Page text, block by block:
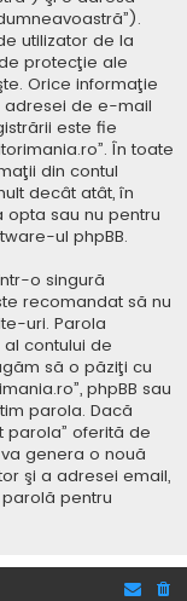
utilizator de la
protecţie ale
Orice informaţie
adresei de e-mail
este fie
În toate
din contul
decât atât, în
sau nu pentru
ul phpBB.
o singură
recomandat să nu
uri. Parola
contului de
să o păziţi cu
phpBB sau
parola. Dacă
parola” oferită de
genera o nouă
şi a adresei email,
pentru